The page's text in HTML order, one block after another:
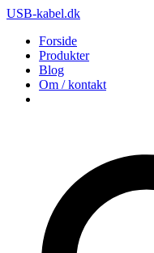
USB-kabel.dk
Forside
Produkter
Blog
Om / kontakt